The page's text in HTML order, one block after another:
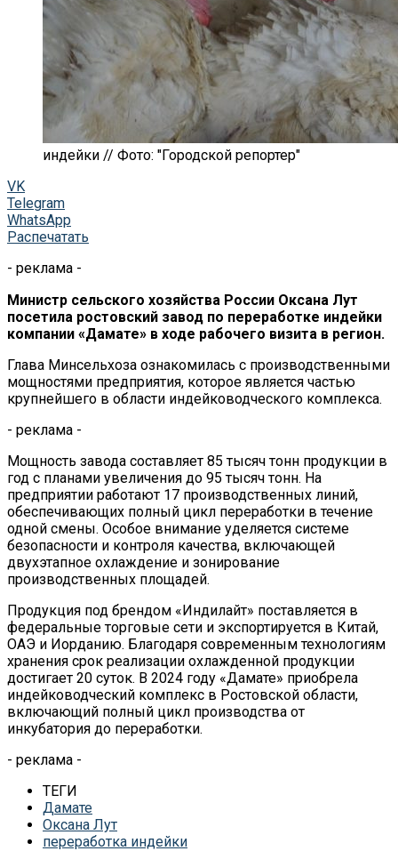
индейки // Фото: "Городской репортер"
VK
Telegram
WhatsApp
Распечатать
- реклама -
Министр сельского хозяйства России Оксана Лут
посетила ростовский завод по переработке индейки
компании «Дамате» в ходе рабочего визита в регион.
Глава Минсельхоза ознакомилась с производственными
мощностями предприятия, которое является частью
крупнейшего в области индейководческого комплекса.
- реклама -
Мощность завода составляет 85 тысяч тонн продукции в
год с планами увеличения до 95 тысяч тонн. На
предприятии работают 17 производственных линий,
обеспечивающих полный цикл переработки в течение
одной смены. Особое внимание уделяется системе
безопасности и контроля качества, включающей
двухэтапное охлаждение и зонирование
производственных площадей.
Продукция под брендом «Индилайт» поставляется в
федеральные торговые сети и экспортируется в Китай,
ОАЭ и Иорданию. Благодаря современным технологиям
хранения срок реализации охлажденной продукции
достигает 20 суток. В 2024 году «Дамате» приобрела
индейководческий комплекс в Ростовской области,
включающий полный цикл производства от
инкубатория до переработки.
- реклама -
ТЕГИ
Дамате
Оксана Лут
переработка индейки